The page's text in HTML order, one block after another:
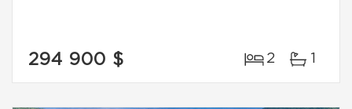
294 900 $ 2 1